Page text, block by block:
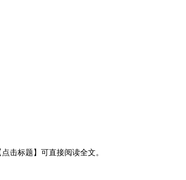
击标题】可直接阅读全文。